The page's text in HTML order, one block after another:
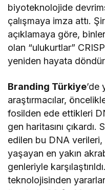
biyoteknolojide
çalışmaya imza attı.
açıklamaya göre,
olan “ulukurtlar”
yeniden hayata
Branding Türkiye’de
araştırmacılar,
fosilden ede ettikleri
gen haritasını
edilen bu DNA verileri,
yaşayan en yakın
genleriyle
teknolojisinden